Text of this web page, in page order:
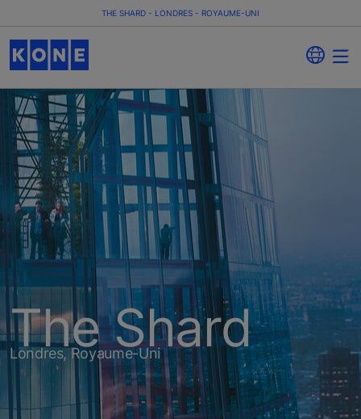
THE SHARD - LONDRES - ROYAUME-UNI
The Shard
Londres, Royaume-Uni